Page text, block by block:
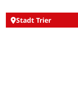
Stadt Trier